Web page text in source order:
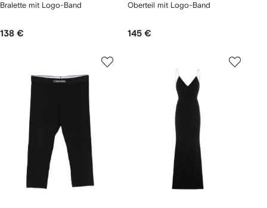
Bralette mit Logo-Band
138 €
Oberteil mit Logo-Band
145 €